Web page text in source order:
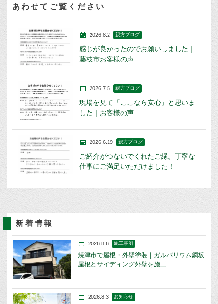
あわせてご覧ください
2026.8.2 親方ブログ
感じが良かったのでお願いしました｜
藤枝市お客様の声
2026.7.5 親方ブログ
現場を見て「ここなら安心」と思いま
した｜お客様の声
2026.6.19 親方ブログ
ご紹介がつないでくれたご縁。丁寧な
仕事にご満足いただけました！
新着情報
2026.8.6 施工事例
焼津市で屋根・外壁塗装｜ガルバリウム鋼板
屋根とサイディング外壁を施工
2026.8.3 お知らせ